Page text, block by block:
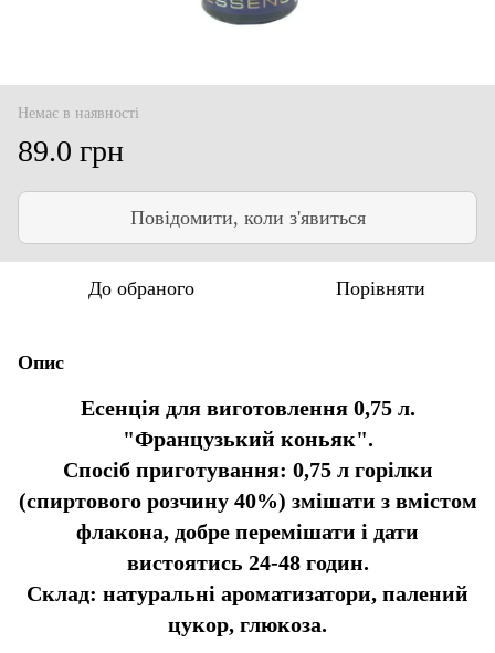
Немає в наявності
89.0 грн
Повідомити, коли з'явиться
До обраного Порівняти
Опис
Есенція для виготовлення 0,75 л.
"Французький коньяк".
Спосіб приготування: 0,75 л горілки
(спиртового розчину 40%) змішати з вмістом
флакона, добре перемішати і дати
вистоятись 24-48 годин.
Склад: натуральні ароматизатори, палений
цукор, глюкоза.